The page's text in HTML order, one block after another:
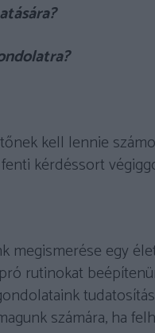
kell lennie
kérdéssort
megismerése egy
rutinokat
számára, ha